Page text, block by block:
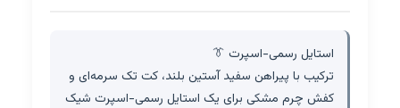
استایل رسمی-اسپرت 👔
ترکیب با پیراهن سفید آستین بلند، کت تک سرمه‌ای و
کفش چرم مشکی برای یک استایل رسمی-اسپرت شیک